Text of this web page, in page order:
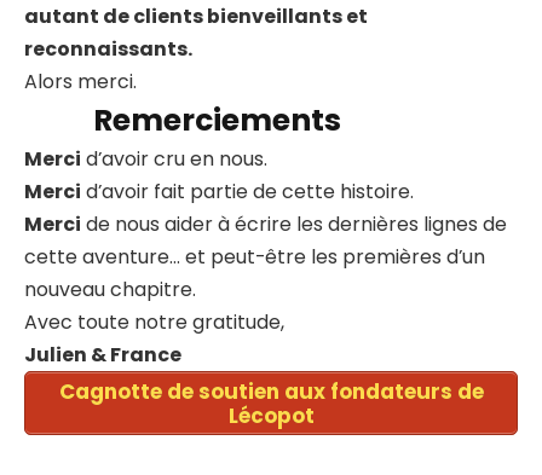
autant de clients bienveillants et
reconnaissants.
Alors merci.
Remerciements
Merci d’avoir cru en nous.
Merci d’avoir fait partie de cette histoire.
Merci de nous aider à écrire les dernières lignes de
cette aventure… et peut-être les premières d’un
nouveau chapitre.
Avec toute notre gratitude,
Julien & France
Cagnotte de soutien aux fondateurs de
Lécopot